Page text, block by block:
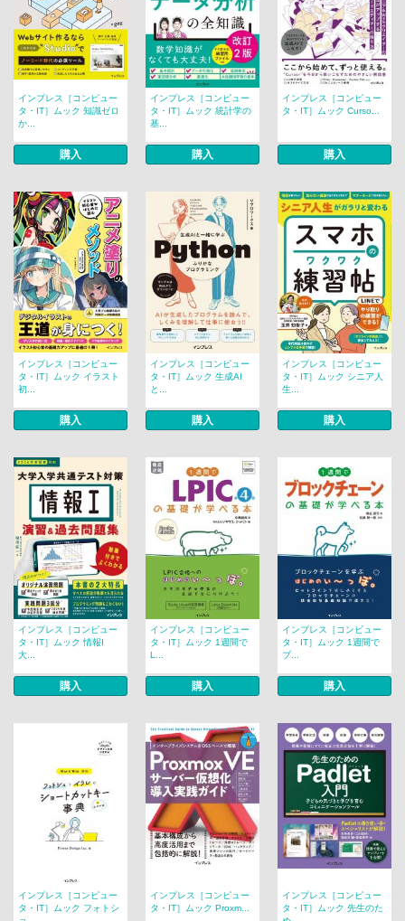
インプレス［コンピュー
タ・IT］ムック 知識ゼロ
か...
購入
インプレス［コンピュー
タ・IT］ムック 統計学の
基...
購入
インプレス［コンピュー
タ・IT］ムック Curso...
購入
インプレス［コンピュー
タ・IT］ムック イラスト
初...
購入
インプレス［コンピュー
タ・IT］ムック 生成AI
と...
購入
インプレス［コンピュー
タ・IT］ムック シニア人
生...
購入
インプレス［コンピュー
タ・IT］ムック 情報I
大...
購入
インプレス［コンピュー
タ・IT］ムック 1週間で
L...
購入
インプレス［コンピュー
タ・IT］ムック 1週間で
ブ...
購入
インプレス［コンピュー
タ・IT］ムック フォトシ
インプレス［コンピュー
タ・IT］ムック Proxm...
インプレス［コンピュー
タ・IT］ムック 先生のた